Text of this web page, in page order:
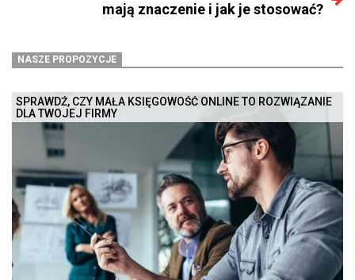
mają znaczenie i jak je stosować?
NASZE PROPOZYCJE
SPRAWDŹ, CZY MAŁA KSIĘGOWOŚĆ ONLINE TO ROZWIĄZANIE
DLA TWOJEJ FIRMY